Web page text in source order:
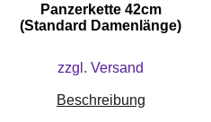
Panzerkette 42cm
(Standard Damenlänge)
zzgl. Versand
Beschreibung